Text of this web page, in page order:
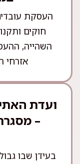
העסקת
חוקים
השהייה,
אזרחי
ועדת
–
בעידן שבו